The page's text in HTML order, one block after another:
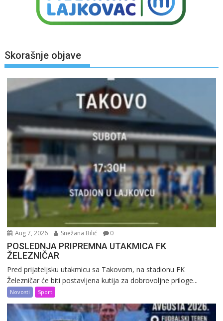
Skorašnje objave
Aug 7, 2026 Snežana Bilić 0
POSLEDNJA PRIPREMNA UTAKMICA FK
ŽELEZNIČAR
Pred prijateljsku utakmicu sa Takovom, na stadionu FK
Železničar će biti postavljena kutija za dobrovoljne priloge...
Novosti Sport